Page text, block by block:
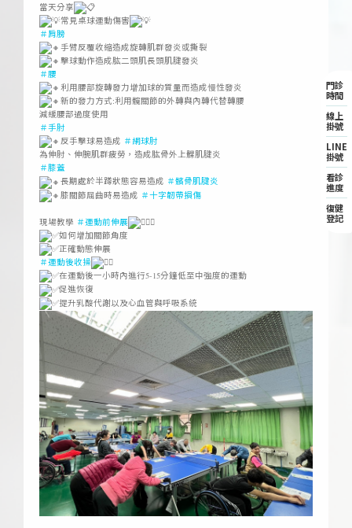
當天分享
常見桌球運動傷害
＃肩膀
手臂反覆收縮造成旋轉肌群發炎或撕裂
擊球動作造成肱二頭肌長頭肌腱發炎
＃腰
利用腰部旋轉發力增加球的質量而造成慢性發炎
新的發力方式:利用髖關節的外轉與內轉代替轉腰
減緩腰部過度使用
＃手肘
反手擊球易造成 ＃網球肘
為伸肘、伸腕肌群疲勞，造成肱骨外上髁肌腱炎
＃膝蓋
長期處於半蹲狀態容易造成 ＃髕骨肌腱炎
膝關節屈曲時易造成 ＃十字韌帶損傷
現場教學 ＃運動前伸展
如何增加關節角度
正確動態伸展
＃運動後收操
在運動後一小時內進行5-15分鐘低至中強度的運動
促進恢復
提升乳酸代謝以及心血管與呼吸系統
門診
時間
線上
掛號
LINE
掛號
看診
進度
復健
登記